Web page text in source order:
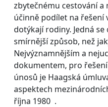
zbytečnému cestování a
účinně podílet na řešení
dotýkají rodiny. Jedná se
smírnější způsob, než
Nejvýznamnějším a
dokumentem, pro
únosů je Haagská
aspektech
října 1980 .